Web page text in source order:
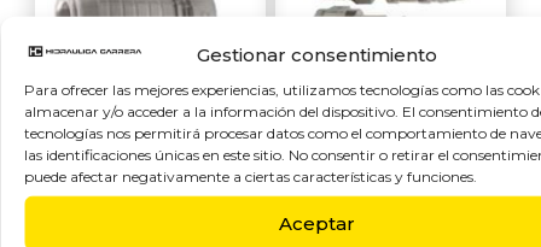
Gestionar consentimiento
Para ofrecer las mejores experiencias, utilizamos tecnologías como las
almacenar y/o acceder a la información del dispositivo. El consentimiento
tecnologías nos permitirá procesar datos como el comportamiento de
las identificaciones únicas en este sitio. No consentir o retirar el
puede afectar negativamente a ciertas características y funciones.
Aceptar
IMOPAC SERIE 25
Conexiones y
IMOPAC SERIE
EUROFLUID
Conexiones y